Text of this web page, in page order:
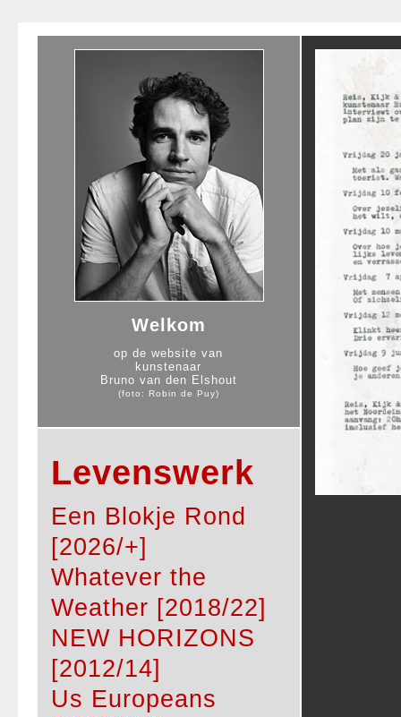
Welkom
op de website van
kunstenaar
Bruno van den Elshout
(foto: Robin de Puy)
Levenswerk
Een Blokje Rond
[2026/+]
Whatever the
Weather [2018/22]
NEW HORIZONS
[2012/14]
Us Europeans